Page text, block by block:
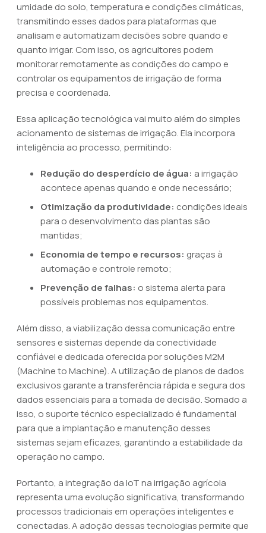
umidade do solo, temperatura e condições climáticas,
transmitindo esses dados para plataformas que
analisam e automatizam decisões sobre quando e
quanto irrigar. Com isso, os agricultores podem
monitorar remotamente as condições do campo e
controlar os equipamentos de irrigação de forma
precisa e coordenada.
Essa aplicação tecnológica vai muito além do simples
acionamento de sistemas de irrigação. Ela incorpora
inteligência ao processo, permitindo:
Redução do desperdício de água: a irrigação
acontece apenas quando e onde necessário;
Otimização da produtividade: condições ideais
para o desenvolvimento das plantas são
mantidas;
Economia de tempo e recursos: graças à
automação e controle remoto;
Prevenção de falhas: o sistema alerta para
possíveis problemas nos equipamentos.
Além disso, a viabilização dessa comunicação entre
sensores e sistemas depende da conectividade
confiável e dedicada oferecida por soluções M2M
(Machine to Machine). A utilização de planos de dados
exclusivos garante a transferência rápida e segura dos
dados essenciais para a tomada de decisão. Somado a
isso, o suporte técnico especializado é fundamental
para que a implantação e manutenção desses
sistemas sejam eficazes, garantindo a estabilidade da
operação no campo.
Portanto, a integração da IoT na irrigação agrícola
representa uma evolução significativa, transformando
processos tradicionais em operações inteligentes e
conectadas. A adoção dessas tecnologias permite que